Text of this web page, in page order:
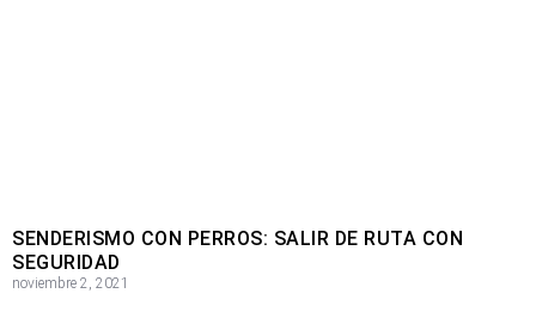
SENDERISMO CON PERROS: SALIR DE RUTA CON
SEGURIDAD
noviembre 2, 2021